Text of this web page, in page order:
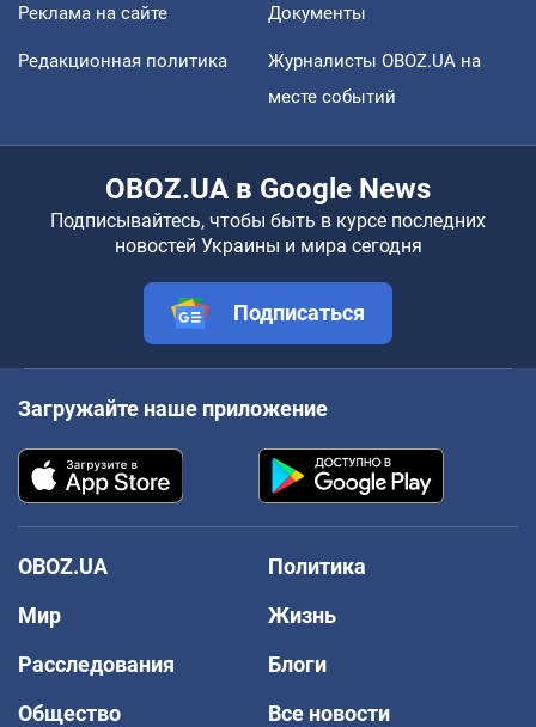
Реклама на сайте Документы
Редакционная политика
Журналисты OBOZ.UA на
месте событий
OBOZ.UA в Google News
Подписывайтесь, чтобы быть в курсе последних
новостей Украины и мира сегодня
Подписаться
Загружайте наше приложение
OBOZ.UA
Политика
Мир
Жизнь
Расследования
Блоги
Общество
Все новости